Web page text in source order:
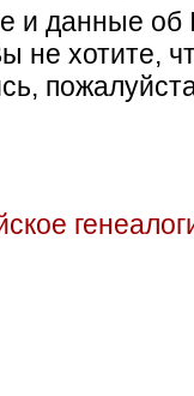
и данные об
не хотите,